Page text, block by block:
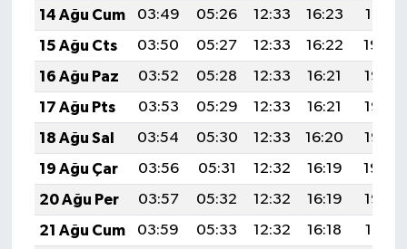
14 Ağu Cum
03:49 05:26 12:33 16:23
19:31
15 Ağu Cts
03:50 05:27 12:33 16:22
19:30
16 Ağu Paz
03:52 05:28 12:33 16:21
19:28
17 Ağu Pts
03:53 05:29 12:33 16:21
19:27
18 Ağu Sal
03:54 05:30 12:33 16:20
19:26
19 Ağu Çar
03:56 05:31 12:32 16:19
19:24
20 Ağu Per
03:57 05:32 12:32 16:19
19:23
21 Ağu Cum
03:59 05:33 12:32 16:18
19:21
Yerel Haberler